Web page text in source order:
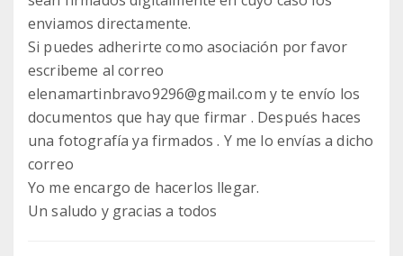
enviamos directamente.
Si puedes adherirte como asociación por favor
escribeme al correo
elenamartinbravo9296@gmail.com y te envío los
documentos que hay que firmar . Después haces
una fotografía ya firmados . Y me lo envías a dicho
correo
Yo me encargo de hacerlos llegar.
Un saludo y gracias a todos